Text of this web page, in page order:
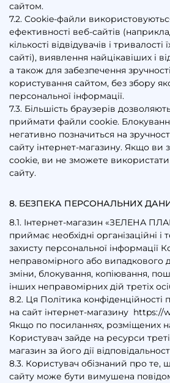
сайтом.
7.2. Cookie-файли
ефективності веб-сайтів
кількості відвідувачів і
сайті), виявлення найцікавіших і
а також для забезпечення зручності
користування сайтом, без збору
персональної інформації.
7.3. Більшість браузерів
приймати файли cookie.
негативно позначиться на
сайту інтернет-магазину. Якщо ви
cookie, ви не зможете використати
сайту.
8. БЕЗПЕКА ПЕРСОНАЛЬНИХ
8.1. Інтернет-магазин «ЗЕЛЕНА
приймає необхідні організаційні і
захисту персональної інформації
неправомірного або випадкового
зміни, блокування, копіювання,
інших неправомірних дій третіх
8.2. Ця Політика конфіденційності
на сайт інтернет-магазину https://
Якщо по посиланнях, розміщених
Користувач зайде на ресурси
магазин за його дії
8.3. Користувач обізнаний про те,
сайту може бути вимушена